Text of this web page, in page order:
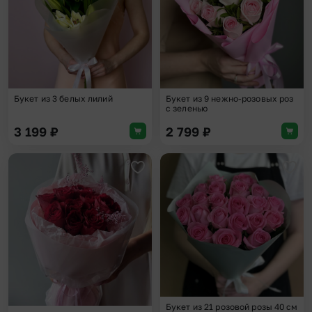
Букет из 3 белых лилий
3 199 ₽
Букет из 9 нежно-розовых роз
с зеленью
2 799 ₽
Добавить в избранное
Букет из 21 розовой розы 40 см